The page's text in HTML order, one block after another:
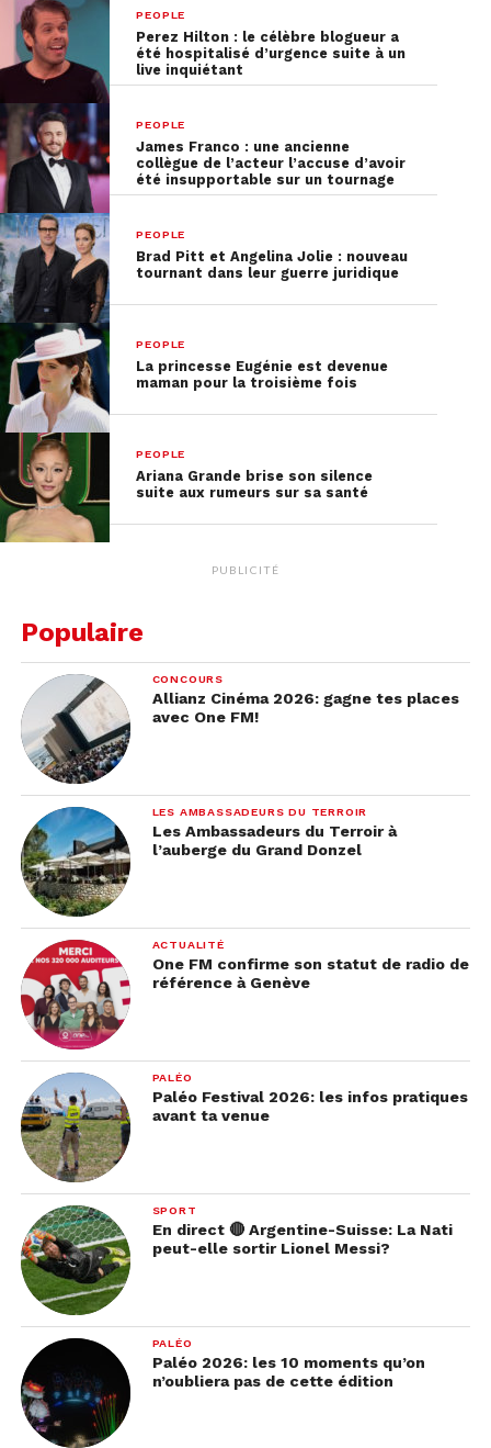
PEOPLE
Perez Hilton : le célèbre blogueur a
été hospitalisé d’urgence suite à un
live inquiétant
PEOPLE
James Franco : une ancienne
collègue de l’acteur l’accuse d’avoir
été insupportable sur un tournage
PEOPLE
Brad Pitt et Angelina Jolie : nouveau
tournant dans leur guerre juridique
PEOPLE
La princesse Eugénie est devenue
maman pour la troisième fois
PEOPLE
Ariana Grande brise son silence
suite aux rumeurs sur sa santé
PUBLICITÉ
Populaire
CONCOURS
Allianz Cinéma 2026: gagne tes places
avec One FM!
LES AMBASSADEURS DU TERROIR
Les Ambassadeurs du Terroir à
l’auberge du Grand Donzel
ACTUALITÉ
One FM confirme son statut de radio de
référence à Genève
PALÉO
Paléo Festival 2026: les infos pratiques
avant ta venue
SPORT
En direct 🔴 Argentine-Suisse: La Nati
peut-elle sortir Lionel Messi?
PALÉO
Paléo 2026: les 10 moments qu’on
n’oubliera pas de cette édition